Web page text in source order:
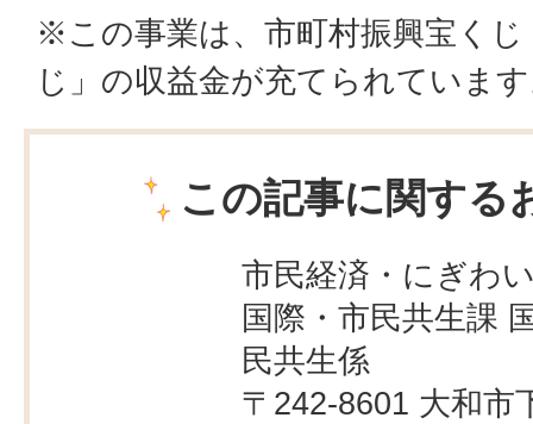
※この事業は、市町村振興宝く
じ」の収益金が充てられていま
この記事に関する
市民経済・にぎわ
国際・市民共生課
民共生係
〒242-8601 大和市